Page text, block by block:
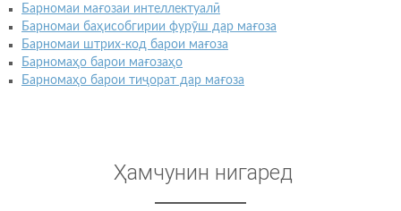
Барномаи мағозаи интеллектуалӣ
Барномаи баҳисобгирии фурӯш дар мағоза
Барномаи штрих-код барои мағоза
Барномаҳо барои мағозаҳо
Барномаҳо барои тиҷорат дар мағоза
Ҳамчунин нигаред